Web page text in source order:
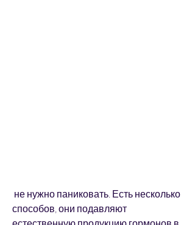
способов, они подавляют